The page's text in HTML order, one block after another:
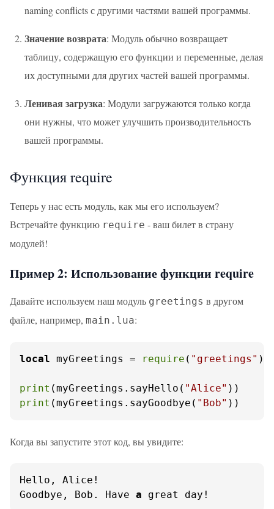
naming conflicts с другими частями вашей программы.
Значение возврата: Модуль обычно возвращает
таблицу, содержащую его функции и переменные, делая
их доступными для других частей вашей программы.
Ленивая загрузка: Модули загружаются только когда
они нужны, что может улучшить производительность
вашей программы.
Функция require
Теперь у нас есть модуль, как мы его используем?
Встречайте функцию require - ваш билет в страну
модулей!
Пример 2: Использование функции require
Давайте используем наш модуль greetings в другом
файле, например, main.lua:
local myGreetings = require ( "greetings" )
print (myGreetings.sayHello( "Alice"
print (myGreetings.sayGoodbye( "Bob" ))
Когда вы запустите этот код, вы увидите:
Hello, Alice!
Goodbye, Bob. Have a great day!